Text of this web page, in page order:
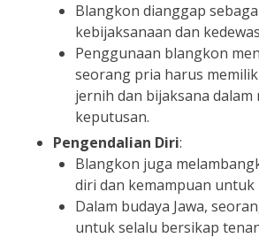
Blangkon dianggap
kebijaksanaan dan
Penggunaan blangkon
seorang pria harus
jernih dan bijaksana dalam
keputusan.
Pengendalian Diri:
Blangkon juga
diri dan kemampuan untuk
Dalam budaya Jawa,
untuk selalu bersikap